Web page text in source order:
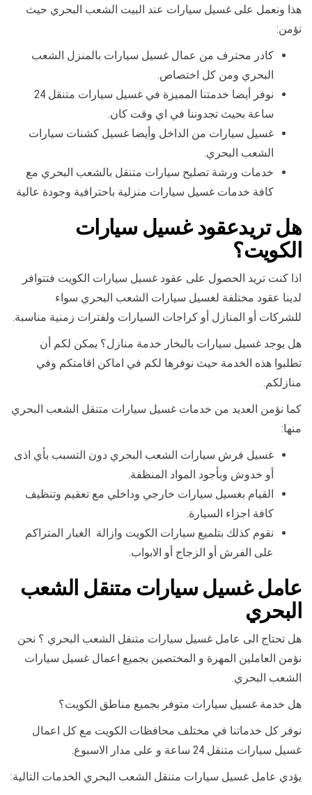
هذا ونعمل على غسيل سيارات عند البيت الشعب البحري حيث
نؤمن:
كادر محترف من عمال غسيل سيارات بالمنزل الشعب
البحري ومن كل اختصاص.
نوفر أيضا خدمتنا المميزة في غسيل سيارات متنقل 24
ساعة بحيث تجدوننا في اي وقت كان.
غسيل سيارات من الداخل وأيضا غسيل كشنات سيارات
الشعب البحري.
خدمات ورشة تصليح سيارات متنقل بالشعب البحري مع
كافة خدمات غسيل سيارات منزلية باحترافية وجودة عالية
هل تريدعقود غسيل سيارات
الكويت؟
اذا كنت تريد الحصول على عقود غسيل سيارات الكويت فتتوافر
لدينا عقود مختلفة لغسيل سيارات الشعب البحري سواء
للشركات أو المنازل أو كراجات السيارات ولفترات زمنية مناسبة.
هل يوجد غسيل سيارات بالبخار خدمة منازل؟ يمكن لكم أن
تطلبوا هذه الخدمة حيث نوفرها لكم في اماكن اقامتكم وفي
منازلكم.
كما نؤمن العديد من خدمات غسيل سيارات متنقل الشعب البحري
منها:
غسيل فرش سيارات الشعب البحري دون التسبب بأي اذى
أو خدوش وبأجود المواد المنظفة.
القيام بغسيل سيارات خارجي وداخلي مع تعقيم وتنظيف
كافة اجزاء السيارة.
نقوم كذلك بتلميع سيارات الكويت وازالة الغبار المتراكم
على الفرش أو الزجاج أو الابواب.
عامل غسيل سيارات متنقل الشعب
البحري
هل تحتاج الى عامل غسيل سيارات متنقل الشعب البحري ؟ نحن
نؤمن العاملين المهرة و المختصين بجميع اعمال غسيل سيارات
الشعب البحري.
هل خدمة غسيل سيارات متوفر بجميع مناطق الكويت؟
نوفر كل خدماتنا في مختلف محافظات الكويت مع كل اعمال
غسيل سيارات متنقل 24 ساعة و على مدار الاسبوع.
يؤدي عامل غسيل سيارات متنقل الشعب البحري الخدمات التالية: